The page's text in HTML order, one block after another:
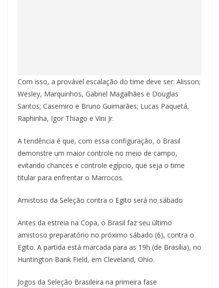
Com isso, a provável escalação do time deve ser: Alisson;
Wesley, Marquinhos, Gabriel Magalhães e Douglas
Santos; Casemiro e Bruno Guimarães; Lucas Paquetá,
Raphinha, Igor Thiago e Vini Jr.
A tendência é que, com essa configuração, o Brasil
demonstre um maior controle no meio de campo,
evitando chances e controle egípcio, que seja o time
titular para enfrentar o Marrocos.
Amistoso da Seleção contra o Egito será no sábado
Antes da estreia na Copa, o Brasil faz seu último
amistoso preparatório no próximo sábado (6), contra o
Egito. A partida está marcada para as 19h (de Brasília), no
Huntington Bank Field, em Cleveland, Ohio.
Jogos da Seleção Brasileira na primeira fase